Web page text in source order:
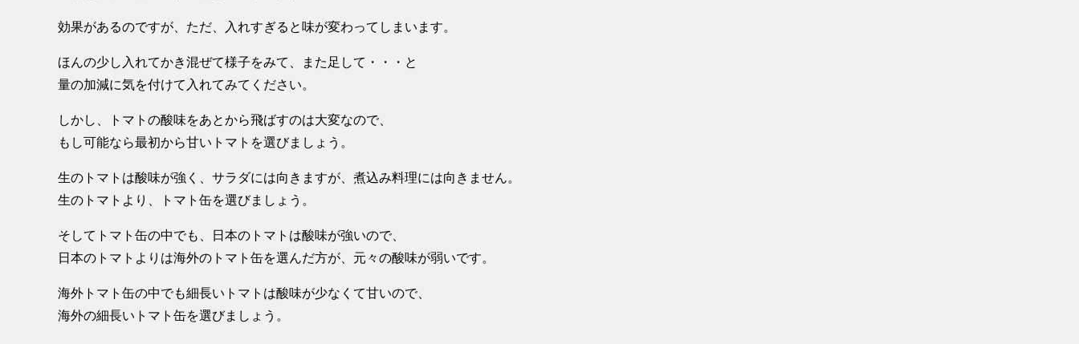
効果があるのですが、ただ、入れすぎると味が変わってしまいます。
ほんの少し入れてかき混ぜて様子をみて、また足して・・・と
量の加減に気を付けて入れてみてください。
しかし、トマトの酸味をあとから飛ばすのは大変なので、
もし可能なら最初から甘いトマトを選びましょう。
生のトマトは酸味が強く、サラダには向きますが、煮込み料理には向きません。
生のトマトより、トマト缶を選びましょう。
そしてトマト缶の中でも、日本のトマトは酸味が強いので、
日本のトマトよりは海外のトマト缶を選んだ方が、元々の酸味が弱いです。
海外トマト缶の中でも細長いトマトは酸味が少なくて甘いので、
海外の細長いトマト缶を選びましょう。